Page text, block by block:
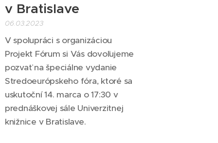
v Bratislave
06.03.2023
V spolupráci s organizáciou
Projekt Fórum si Vás dovoľujeme
pozvať na špeciálne vydanie
Stredoeurópskeho fóra, ktoré sa
uskutoční 14. marca o 17:30 v
prednáškovej sále Univerzitnej
knižnice v Bratislave.